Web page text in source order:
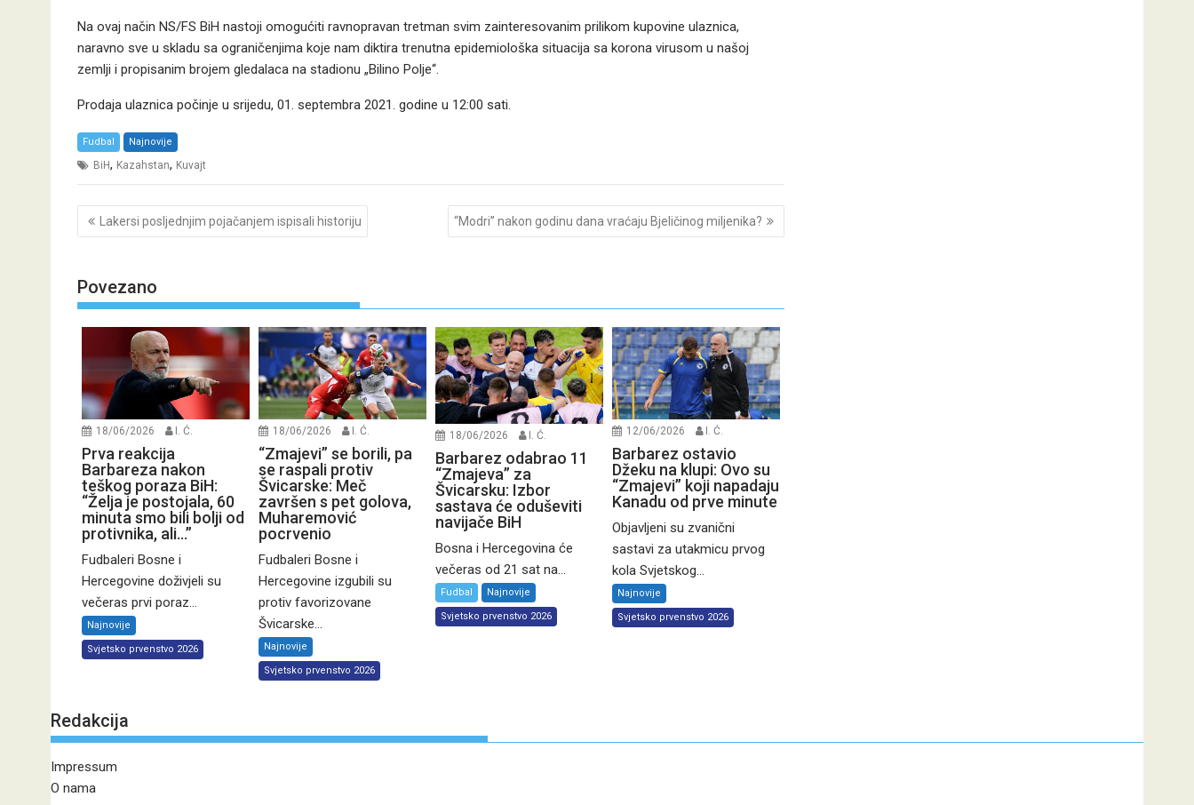
Na ovaj način NS/FS BiH nastoji omogućiti ravnopravan tretman svim zainteresovanim prilikom kupovine ulaznica,
naravno sve u skladu sa ograničenjima koje nam diktira trenutna epidemiološka situacija sa korona virusom u našoj
zemlji i propisanim brojem gledalaca na stadionu „Bilino Polje“.
Prodaja ulaznica počinje u srijedu, 01. septembra 2021. godine u 12:00 sati.
Fudbal Najnovije
BiH, Kazahstan, Kuvajt
Post
navigation
Lakersi posljednjim pojačanjem ispisali historiju “Modri” nakon godinu dana vraćaju Bjeličinog miljenika?
Povezano
18/06/2026 I. Ć.
Prva reakcija
Barbareza nakon
teškog poraza BiH:
“Želja je postojala, 60
minuta smo bili bolji od
protivnika, ali…”
Fudbaleri Bosne i
Hercegovine doživjeli su
večeras prvi poraz...
Najnovije
Svjetsko prvenstvo 2026
18/06/2026 I. Ć.
“Zmajevi” se borili, pa
se raspali protiv
Švicarske: Meč
završen s pet golova,
Muharemović
pocrvenio
Fudbaleri Bosne i
Hercegovine izgubili su
protiv favorizovane
Švicarske...
Najnovije
Svjetsko prvenstvo 2026
18/06/2026 I. Ć.
Barbarez odabrao 11
“Zmajeva” za
Švicarsku: Izbor
sastava će oduševiti
navijače BiH
Bosna i Hercegovina će
večeras od 21 sat na...
Fudbal Najnovije
Svjetsko prvenstvo 2026
12/06/2026 I. Ć.
Barbarez ostavio
Džeku na klupi: Ovo su
“Zmajevi” koji napadaju
Kanadu od prve minute
Objavljeni su zvanični
sastavi za utakmicu prvog
kola Svjetskog...
Najnovije
Svjetsko prvenstvo 2026
Redakcija
Impressum
O nama